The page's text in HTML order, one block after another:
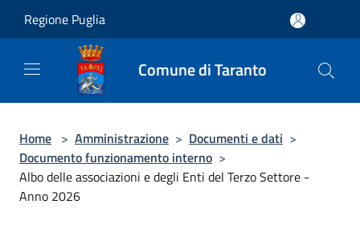
Regione Puglia
Comune di Taranto
Home > Amministrazione > Documenti e dati >
Documento funzionamento interno >
Albo delle associazioni e degli Enti del Terzo Settore -
Anno 2026